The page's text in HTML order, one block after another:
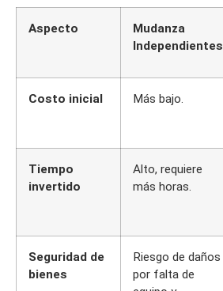
Aspecto
Mudanza
Independientes
Costo inicial Más bajo.
Tiempo
invertido
Alto, requiere
más horas.
Seguridad de
bienes
Riesgo de daños
por falta de